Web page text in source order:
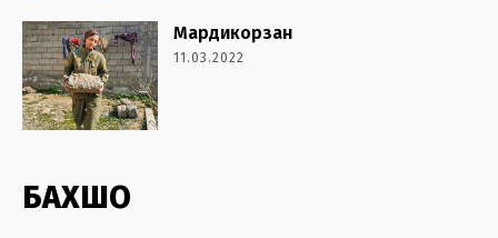
Мардикорзан
11.03.2022
БАХШҲО